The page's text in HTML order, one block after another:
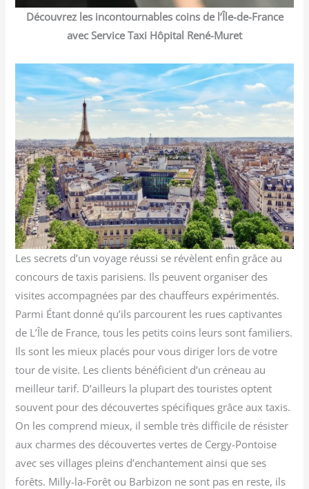
Découvrez les incontournables coins de l’Île-de-France
avec Service Taxi Hôpital René-Muret
Les secrets d’un voyage réussi se révèlent enfin grâce au
concours de taxis parisiens. Ils peuvent organiser des
visites accompagnées par des chauffeurs expérimentés.
Parmi Étant donné qu’ils parcourent les rues captivantes
de L’Île de France, tous les petits coins leurs sont familiers.
Ils sont les mieux placés pour vous diriger lors de votre
tour de visite. Les clients bénéficient d’un créneau au
meilleur tarif. D’ailleurs la plupart des touristes optent
souvent pour des découvertes spécifiques grâce aux taxis.
On les comprend mieux, il semble très difficile de résister
aux charmes des découvertes vertes de Cergy-Pontoise
avec ses villages pleins d’enchantement ainsi que ses
forêts. Milly-la-Forêt ou Barbizon ne sont pas en reste, ils